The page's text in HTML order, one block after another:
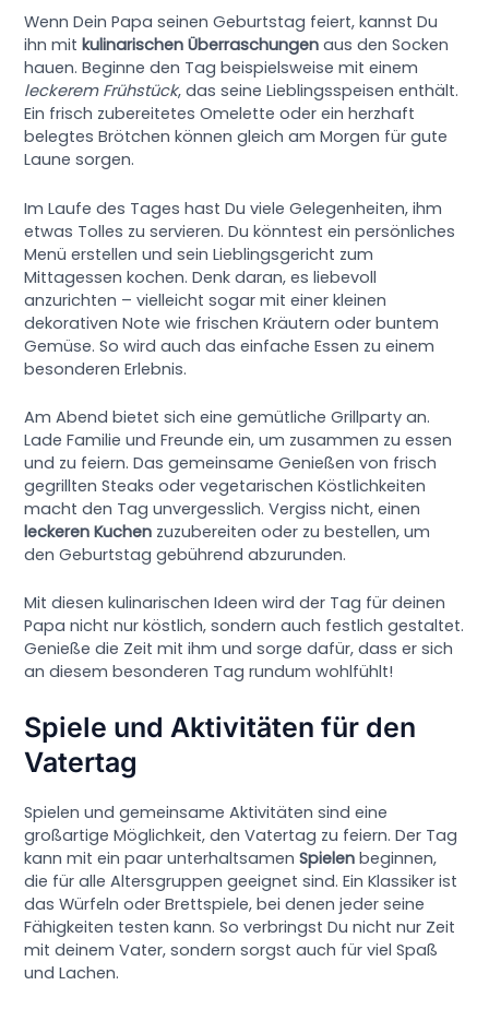
Wenn Dein Papa seinen Geburtstag feiert, kannst Du
ihn mitkulinarischen Überraschungen aus den Socken
hauen. Beginne den Tag beispielsweise mit einem
leckerem Frühstück, das seine Lieblingsspeisen enthält.
Ein frisch zubereitetes Omelette oder ein herzhaft
belegtes Brötchen können gleich am Morgen für gute
Laune sorgen.
Im Laufe des Tages hast Du viele Gelegenheiten, ihm
etwas Tolles zu servieren. Du könntest ein persönliches
Menü erstellen und sein Lieblingsgericht zum
Mittagessen kochen. Denk daran, es liebevoll
anzurichten – vielleicht sogar mit einer kleinen
dekorativen Note wie frischen Kräutern oder buntem
Gemüse. So wird auch das einfache Essen zu einem
besonderen Erlebnis.
Am Abend bietet sich eine gemütliche Grillparty an.
Lade Familie und Freunde ein, um zusammen zu essen
und zu feiern. Das gemeinsame Genießen von frisch
gegrillten Steaks oder vegetarischen Köstlichkeiten
macht den Tag unvergesslich. Vergiss nicht, einen
leckeren Kuchen zuzubereiten oder zu bestellen, um
den Geburtstag gebührend abzurunden.
Mit diesen kulinarischen Ideen wird der Tag für deinen
Papa nicht nur köstlich, sondern auch festlich gestaltet.
Genieße die Zeit mit ihm und sorge dafür, dass er sich
an diesem besonderen Tag rundum wohlfühlt!
Spiele und Aktivitäten für den
Vatertag
Spielen und gemeinsame Aktivitäten sind eine
großartige Möglichkeit, den Vatertag zu feiern. Der Tag
kann mit ein paar unterhaltsamenSpielen beginnen,
die für alle Altersgruppen geeignet sind. Ein Klassiker ist
das Würfeln oder Brettspiele, bei denen jeder seine
Fähigkeiten testen kann. So verbringst Du nicht nur Zeit
mit deinem Vater, sondern sorgst auch für viel Spaß
und Lachen.